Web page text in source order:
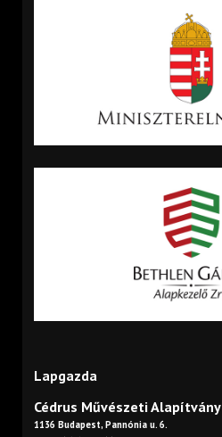
Lapgazda
Cédrus Művészeti Alapítvány
1136 Budapest, Pannónia u. 6.